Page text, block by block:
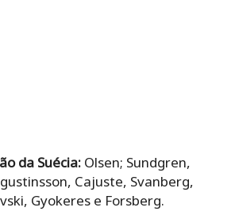
da Suécia: Olsen; Sundgren,
Cajuste, Svanberg,
Gyokeres e Forsberg.